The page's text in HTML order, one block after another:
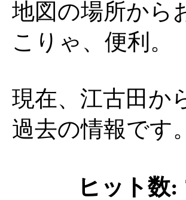
地図の場所から
こりゃ、便利。
現在、江古田か
過去の情報です。
ヒット数: